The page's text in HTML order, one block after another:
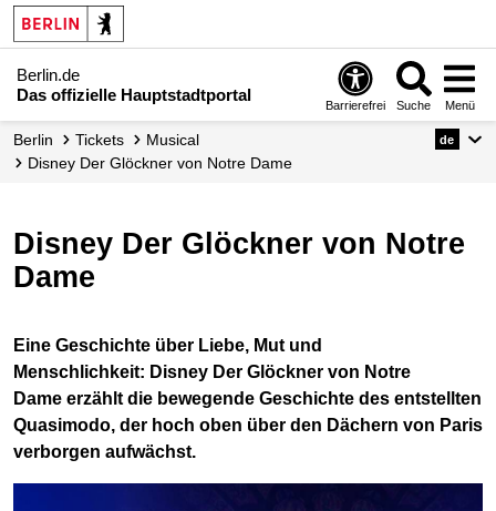
Berlin.de
Das offizielle Hauptstadtportal
Barrierefrei Suche Menü
Berlin Tickets
Musical
Disney Der Glöckner von Notre Dame
de
Disney Der Glöckner von Notre
Dame
Eine Geschichte über Liebe, Mut und
Menschlichkeit: Disney Der Glöckner von Notre
Dame erzählt die bewegende Geschichte des entstellten
Quasimodo, der hoch oben über den Dächern von Paris
verborgen aufwächst.